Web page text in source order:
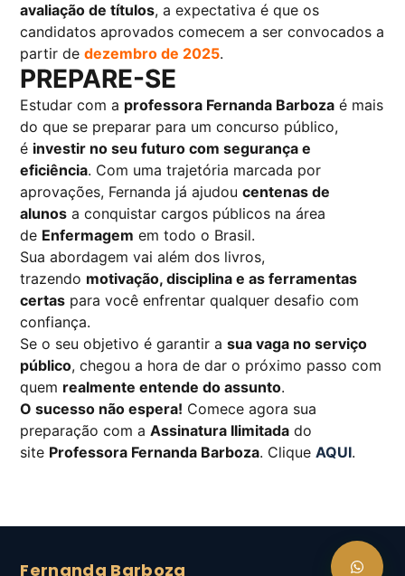
avaliação de títulos, a expectativa é que os
candidatos aprovados comecem a ser convocados a
partir dedezembro de 2025.
PREPARE-SE
Estudar com a professora Fernanda Barboza é mais
do que se preparar para um concurso público,
é investir no seu futuro com segurança e
eficiência. Com uma trajetória marcada por
aprovações, Fernanda já ajudoucentenas de
alunos a conquistar cargos públicos na área
de Enfermagem em todo o Brasil.
Sua abordagem vai além dos livros,
trazendo motivação, disciplina e as ferramentas
certas para você enfrentar qualquer desafio com
confiança.
Se o seu objetivo é garantir asua vaga no serviço
público, chegou a hora de dar o próximo passo com
quem realmente entende do assunto.
O sucesso não espera! Comece agora sua
preparação com aAssinatura Ilimitada do
site Professora Fernanda Barboza. CliqueAQUI.
Fernanda Barboza